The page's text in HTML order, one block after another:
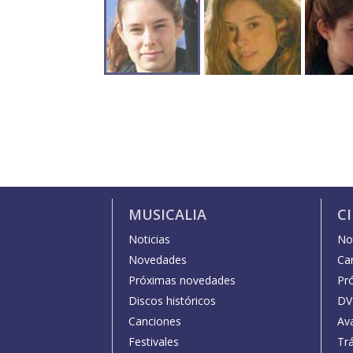
MUSICALIA
Noticias
Novedades
Próximas novedades
Discos históricos
Canciones
Festivales